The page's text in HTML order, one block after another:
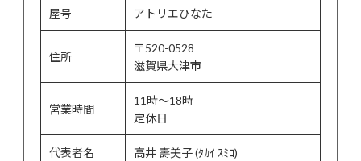
屋号 アトリエひなた
住所
〒520-0528
滋賀県大津市
営業時間
11時～18時
定休日
代表者名 高井 壽美子 (ﾀｶｲ ｽﾐｺ)